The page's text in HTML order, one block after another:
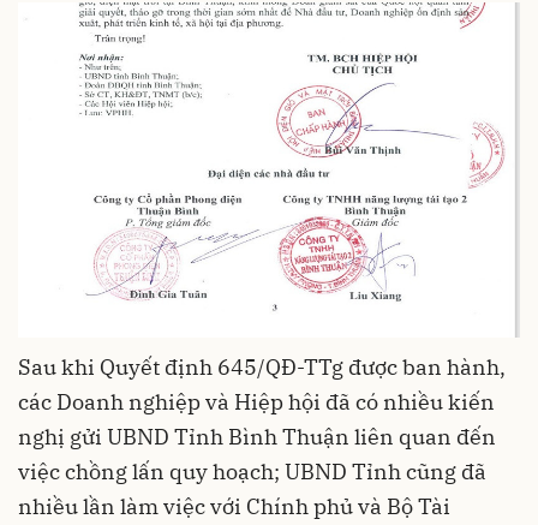
Sau khi Quyết định 645/QĐ-TTg được ban hành,
các Doanh nghiệp và Hiệp hội đã có nhiều kiến
nghị gửi UBND Tỉnh Bình Thuận liên quan đến
việc chồng lấn quy hoạch; UBND Tỉnh cũng đã
nhiều lần làm việc với Chính phủ và Bộ Tài